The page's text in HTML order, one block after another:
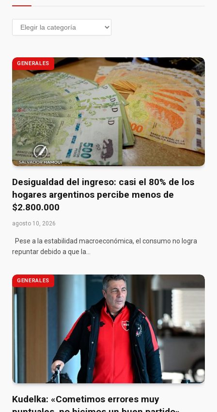
GENERALES
Desigualdad del ingreso: casi el 80% de los
hogares argentinos percibe menos de
$2.800.000
agosto 10, 2026
Pese a la estabilidad macroeconómica, el consumo no logra
repuntar debido a que la…
GENERALES
Kudelka: «Cometimos errores muy